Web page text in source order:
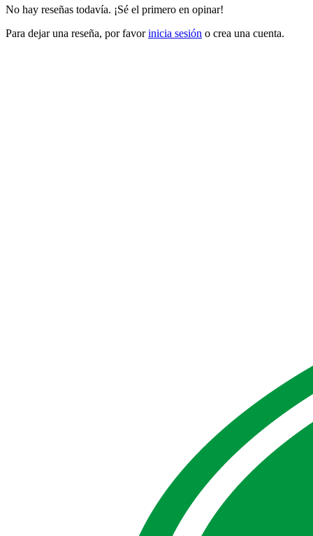
No hay reseñas todavía. ¡Sé el primero en opinar!
Para dejar una reseña, por favorinicia sesión o crea una cuenta.